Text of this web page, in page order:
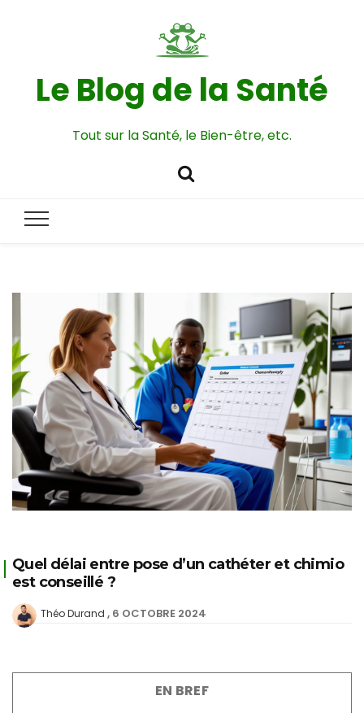
Le Blog de la Santé
Tout sur la Santé, le Bien-être, etc.
Quel délai entre pose d’un cathéter et chimio
est conseillé ?
Théo Durand 6 OCTOBRE 2024
EN BREF